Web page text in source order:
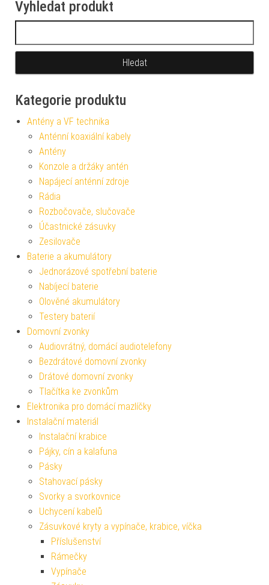
Vyhledat produkt
Kategorie produktu
Antény a VF technika
Anténní koaxiální kabely
Antény
Konzole a držáky antén
Napájecí anténní zdroje
Rádia
Rozbočovače, slučovače
Účastnické zásuvky
Zesilovače
Baterie a akumulátory
Jednorázové spotřební baterie
Nabíjecí baterie
Olověné akumulátory
Testery baterií
Domovní zvonky
Audiovrátný, domácí audiotelefony
Bezdrátové domovní zvonky
Drátové domovní zvonky
Tlačítka ke zvonkům
Elektronika pro domácí mazlíčky
Instalační materiál
Instalační krabice
Pájky, cín a kalafuna
Pásky
Stahovací pásky
Svorky a svorkovnice
Uchycení kabelů
Zásuvkové kryty a vypínače, krabice, víčka
Příslušenství
Rámečky
Vypínače